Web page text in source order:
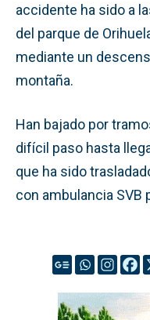
accidente ha sido a
del parque de
mediante un
montaña.
Han bajado por
difícil paso hasta
que ha sido
con ambulancia SVB